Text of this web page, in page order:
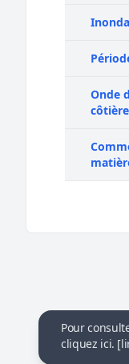
Onde
côtière
Pour
cliquez ici.